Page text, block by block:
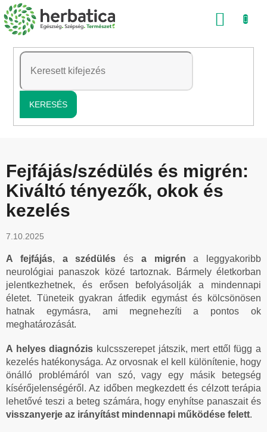
Ugrás
a
tartalomhoz
KERESÉS
Fejfájás/szédülés és migrén:
Kiváltó tényezők, okok és
kezelés
7.10.2025
A fejfájás, a szédülés és a migrén a leggyakoribb
neurológiai panaszok közé tartoznak. Bármely életkorban
jelentkezhetnek, és erősen befolyásolják a mindennapi
életet. Tüneteik gyakran átfedik egymást és kölcsönösen
hatnak egymásra, ami megnehezíti a pontos ok
meghatározását.
A helyes diagnózis kulcsszerepet játszik, mert ettől függ a
kezelés hatékonysága. Az orvosnak el kell különítenie, hogy
önálló problémáról van szó, vagy egy másik betegség
kísérőjelenségéről. Az időben megkezdett és célzott terápia
lehetővé teszi a beteg számára, hogy enyhítse panaszait és
visszanyerje az irányítást mindennapi működése felett.